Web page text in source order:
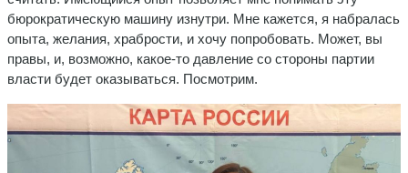
бюрократическую машину изнутри. Мне кажется, я набралась
опыта, желания, храбрости, и хочу попробовать. Может, вы
правы, и, возможно, какое-то давление со стороны партии
власти будет оказываться. Посмотрим.